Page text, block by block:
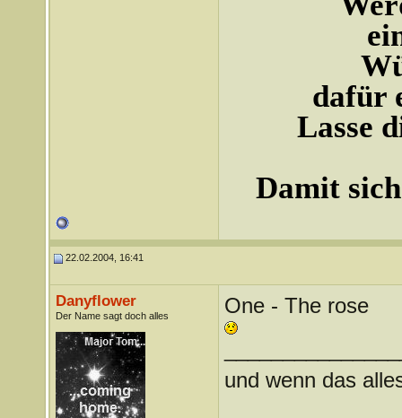
dafür
Lasse
Damit
22.02.2004, 16:41
Danyflower
Der Name sagt doch alles
One - The rose
und wenn das